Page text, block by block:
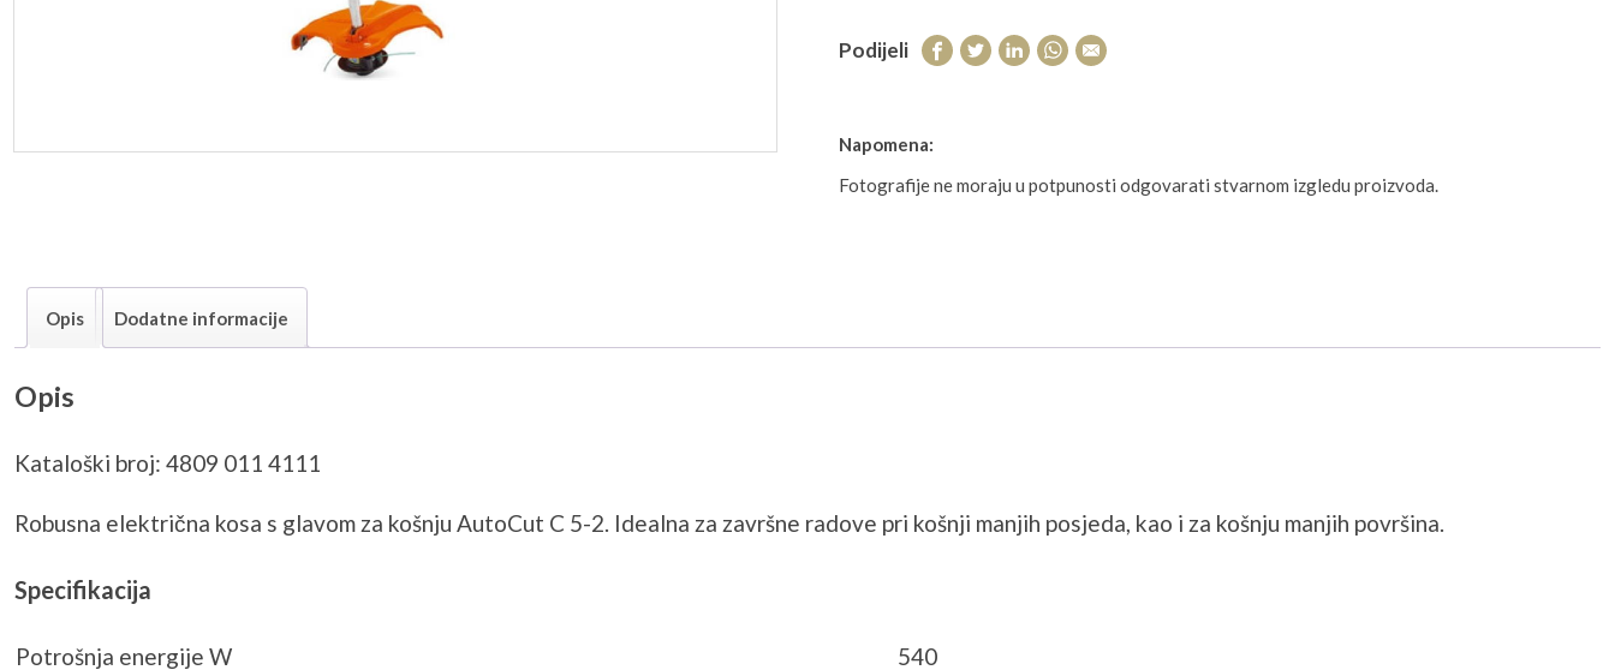
Podijeli
Napomena:
Fotografije ne moraju u potpunosti odgovarati stvarnom izgledu proizvoda.
Opis Dodatne informacije
Opis
Kataloški broj: 4809 011 4111
Robusna električna kosa s glavom za košnju AutoCut C 5-2. Idealna za završne radove pri košnji manjih posjeda, kao i za košnju manjih površina.
Specifikacija
Potrošnja energije W
540